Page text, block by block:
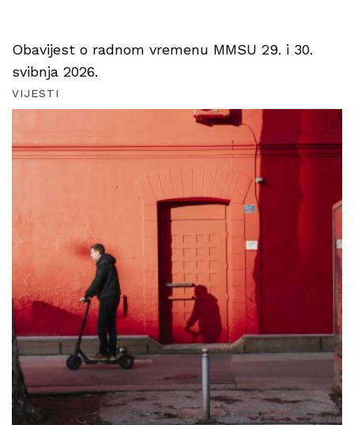
Obavijest o radnom vremenu MMSU 29. i 30.
svibnja 2026.
VIJESTI